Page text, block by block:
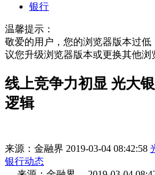
银行
温馨提示：
敬爱的用户，您的浏览器版本过
议您升级浏览器版本或更换其他浏
线上竞争力初显 光大
逻辑
来源： 金融界 2019-03-04 08:42:58
银行动态